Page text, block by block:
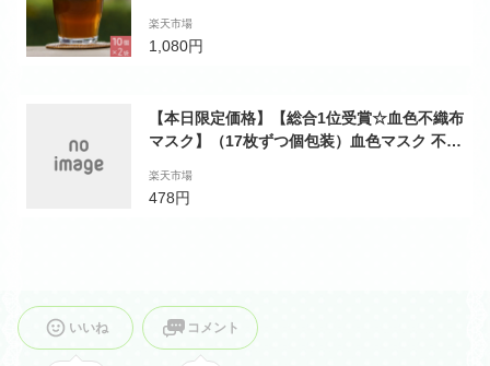
茶 ゴマ麦茶 胡麻 血圧 麦茶 下げる お茶 飲み
物 ノンカフェイン ＞ ／セ／
楽天市場
1,080円
【本日限定価格】【総合1位受賞☆血色不織布
マスク】（17枚ずつ個包装）血色マスク 不織
スク 不織布 在庫あり 耳が痛くならない 両面
同色 不織布マスク ライラックアッシュ ロー
楽天市場
478円
いいね コメント